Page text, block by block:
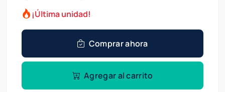
¡Última unidad!
Comprar ahora
Agregar al carrito